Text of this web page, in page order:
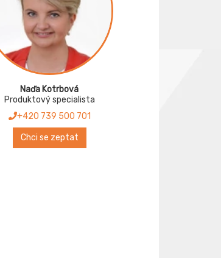
Naďa Kotrbová
Produktový specialista
+420 739 500 701
Chci se zeptat